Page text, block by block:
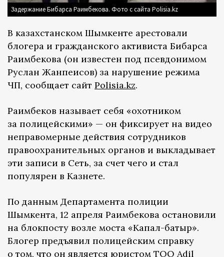
Задержание Бибарса Раимбекова. Фото с сайта Polisia.kz
В казахстанском Шымкенте арестовали
блогера и гражданского активиста Бибарса
Раимбекова (он известен под псевдонимом
Руслан Жанпеисов) за нарушение режима
ЧП, сообщает сайт Polisia.kz.
Раимбеков называет себя «охотником
за полицейскими» — он фиксирует на видео
неправомерные действия сотрудников
правоохранительных органов и выкладывает
эти записи в Сеть, за счет чего и стал
популярен в Казнете.
По данным Департамента полиции
Шымкента, 12 апреля Раимбекова остановили
на блокпосту возле моста «Капал-батыр».
Блогер предъявил полицейским справку
о том, что он является юристом ТОО Adil